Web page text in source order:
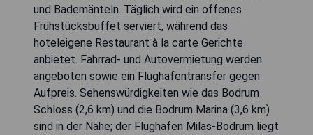
und Bademänteln. Täglich wird ein offenes
Frühstücksbuffet serviert, während das
hoteleigene Restaurant à la carte Gerichte
anbietet. Fahrrad- und Autovermietung werden
angeboten sowie ein Flughafentransfer gegen
Aufpreis. Sehenswürdigkeiten wie das Bodrum
Schloss (2,6 km) und die Bodrum Marina (3,6 km)
sind in der Nähe; der Flughafen Milas-Bodrum liegt